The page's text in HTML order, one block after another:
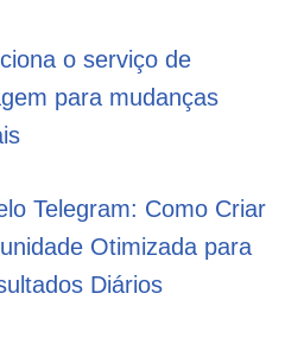
o serviço de
para mudanças
Telegram: Como Criar
Otimizada para
Diários